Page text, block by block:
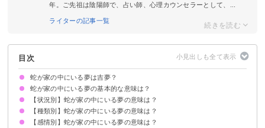
年。ご先祖は陰陽師で、占い師、心理カウンセラーとして、...
ライターの記事一覧
目次
蛇が家の中にいる夢は吉夢？
蛇が家の中にいる夢の基本的な意味は？
金運や恋愛運の上昇を暗示
状況/種類/感情で意味が決まる
【状況別】蛇が家の中にいる夢の意味は？
蛇が家の中に入ってくる夢【吉夢】
蛇が家の中にうじゃうじゃいる夢【警告夢】
死んだ蛇が家の中にいる夢【吉夢】
蛇を家の中で食べる夢【吉夢】
蛇を家の中から追い払う夢【警告夢】
蛇を家の中で飼う夢【吉夢】
蛇に家の中で飲み込まれる夢【警告夢】
蛇と家の中で戦う夢【吉夢】
【種類別】蛇が家の中にいる夢の意味は？
白い蛇が家の中にいる夢【吉夢】
黒い蛇が家の中にいる夢【吉夢】
茶色の蛇が家の中にいる夢【警告夢】
まだら模様の蛇が家の中にいる夢【警告夢】
大蛇が家の中にいる夢【吉夢】
金色の蛇が家の中にいる夢【吉夢】
【感情別】蛇が家の中にいる夢の意味は？